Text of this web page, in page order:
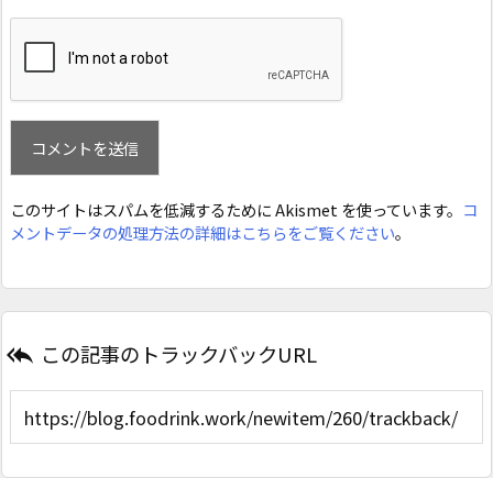
このサイトはスパムを低減するために Akismet を使っています。 コ
メントデータの処理方法の詳細はこちらをご覧ください。
 この記事のトラックバックURL